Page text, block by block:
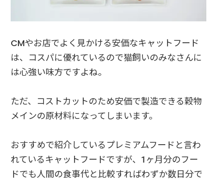
CMやお店でよく見かける安価なキャットフード
は、コスパに優れているので猫飼いのみなさんに
は心強い味方ですよね。
ただ、コストカットのため安価で製造できる穀物
メインの原材料になってしまいます。
おすすめで紹介しているプレミアムフードと言わ
れているキャットフードですが、1ヶ月分のフー
ドでも人間の食事代と比較すればわずか数日分で